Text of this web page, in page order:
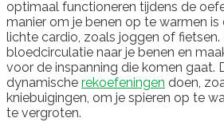
optimaal functioneren tijdens de
manier om je benen op te warmen
lichte cardio, zoals joggen of
bloedcirculatie naar je benen en
voor de inspanning die komen gaat.
dynamische rekoefeningen doen,
kniebuigingen, om je spieren op te
te vergroten.